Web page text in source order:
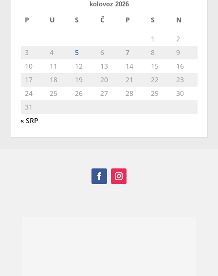
kolovoz 2026
P U S Č P S N
1
2
3
4 5 6 7 8
9
10
11 12 13 14 15
16
17
18 19 20 21 22
23
24
25 26 27 28 29
30
31
« SRP